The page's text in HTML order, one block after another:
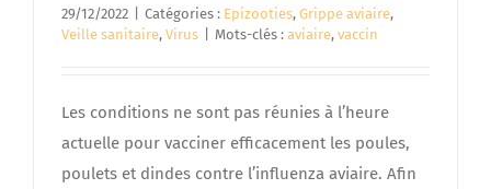
29/12/2022 Catégories : Epizooties, Grippe aviaire,
Veille sanitaire, Virus Mots-clés : aviaire, vaccin
Les conditions ne sont pas réunies à l’heure
actuelle pour vacciner efficacement les poules,
poulets et dindes contre l’influenza aviaire. Afin